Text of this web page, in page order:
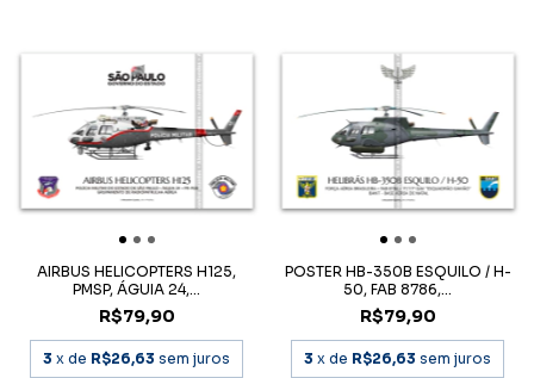
AIRBUS HELICOPTERS H125,
PMSP, ÁGUIA 24,...
R$79,90
3 x de R$26,63 sem juros
POSTER HB-350B ESQUILO / H-
50, FAB 8786,...
R$79,90
3 x de R$26,63 sem juros